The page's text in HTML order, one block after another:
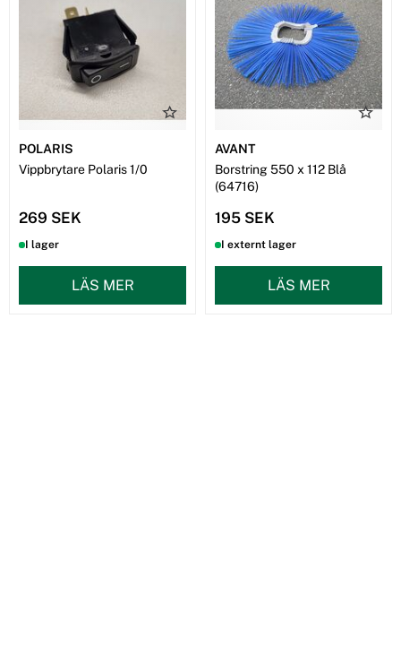
POLARIS
Vippbrytare Polaris 1/0
269 SEK
I lager
LÄS MER
AVANT
Borstring 550 x 112 Blå
(64716)
195 SEK
I externt lager
LÄS MER